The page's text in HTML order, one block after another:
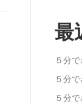
最
５分
５分
５分